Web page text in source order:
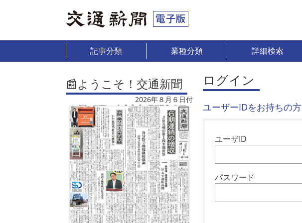
記事分類 業種分類 詳細検索
📰ようこそ！交通新聞
2026年８月６日付
ログイン
ユーザーIDをお持ちの方
ユーザID
パスワード